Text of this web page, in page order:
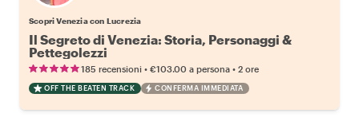
Scopri Venezia con Lucrezia
Il Segreto di Venezia: Storia, Personaggi &
Pettegolezzi
185 recensioni • €103.00 a persona • 2 ore
OFF THE BEATEN TRACK CONFERMA IMMEDIATA